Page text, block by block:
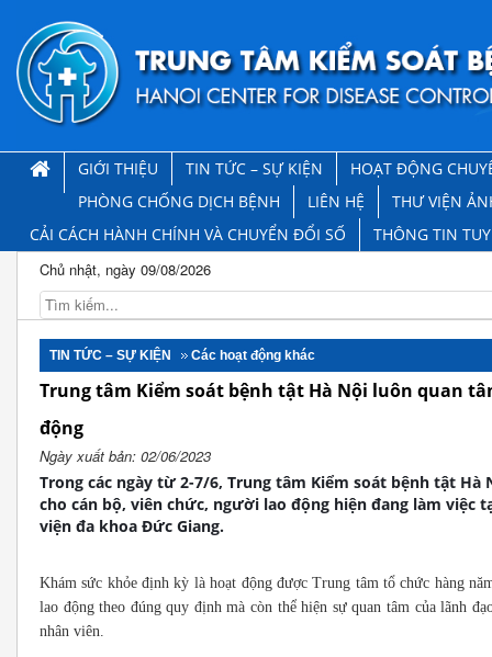
GIỚI THIỆU TIN TỨC – SỰ KIỆN
HOẠT ĐỘNG
PHÒNG CHỐNG DỊCH BỆNH
LIÊN HỆ
THƯ VIỆN
CẢI CÁCH HÀNH CHÍNH VÀ CHUYỂN ĐỔI SỐ
THÔNG TIN
Chủ nhật, ngày 09/08/2026
TIN TỨC – SỰ KIỆN Các hoạt động khác
Trung tâm Kiểm soát bệnh tật Hà Nội luôn quan
động
Ngày xuất bản: 02/06/2023
Trong các ngày từ 2-7/6, Trung tâm Kiểm soát bệnh tật
cho cán bộ, viên chức, người lao động hiện đang làm việc
viện đa khoa Đức Giang.
Khám sức khỏe định kỳ là hoạt động được Trung tâm tổ chức hàng
lao động theo đúng quy định mà còn thể hiện sự quan tâm của lãnh
nhân viên.